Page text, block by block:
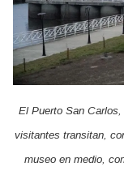
El Puerto San
visitantes transitan,
museo en medio,